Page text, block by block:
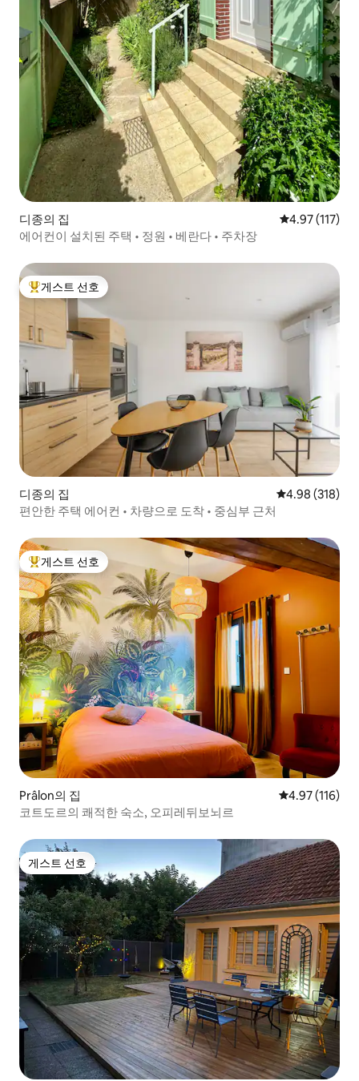
디종의 집 평점 4.97점(5
4.97 (117)
에어컨이 설치된 주택 • 정원 • 베란다 • 주차장
상위 게스트 선호
게스트 선호
디종의 집 평점 4.98점(5
4.98 (318)
편안한 주택 에어컨 • 차량으로 도착 • 중심부 근처
상위 게스트 선호
게스트 선호
Prâlon의 집 평점 4.97점(5
4.97 (116)
코트도르의 쾌적한 숙소, 오피레뒤보뇌르
게스트 선호
게스트 선호